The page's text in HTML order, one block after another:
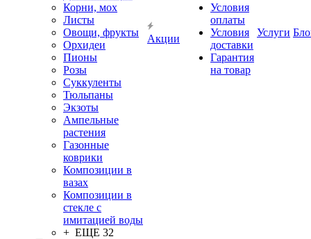
Корни, мох
Листы
Овощи, фрукты
Орхидеи
Пионы
Розы
Суккуленты
Тюльпаны
Экзоты
Ампельные
растения
Газонные
коврики
Композиции в
вазах
Композиции в
стекле с
имитацией воды
+ ЕЩЕ 32
Акции
Условия
оплаты
Условия
доставки
Гарантия
на товар
Услуги